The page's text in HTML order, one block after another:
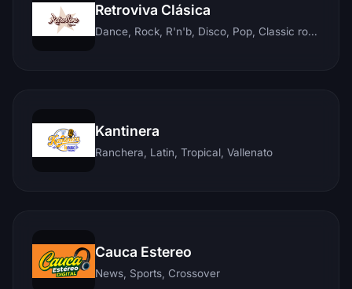
Retroviva Clásica
Dance, Rock, R'n'b, Disco, Pop, Classic rock, Techno, Reggae
Kantinera
Ranchera, Latin, Tropical, Vallenato
Cauca Estereo
News, Sports, Crossover